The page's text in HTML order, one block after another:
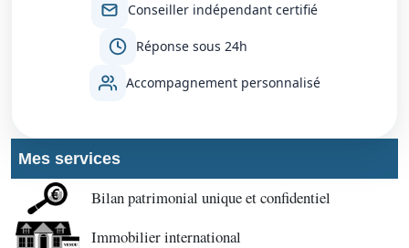
Conseiller indépendant certifié
Réponse sous 24h
Accompagnement personnalisé
Mes services
Bilan patrimonial unique et confidentiel
Immobilier international